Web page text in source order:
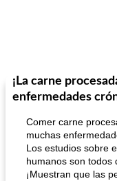
¡La carne
enfermedades
Comer carne
muchas
Los estudios sobre
humanos son todos
¡Muestran que las